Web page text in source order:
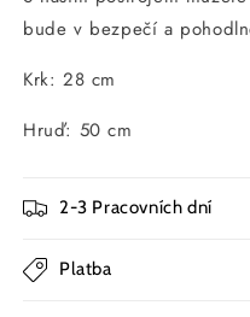
bude v bezpečí a
Krk: 28 cm
Hruď: 50 cm
2-3 Pracovních dní
Platba